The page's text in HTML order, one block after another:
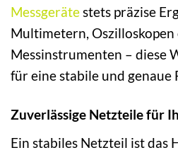
Messgerätestets präzise
Multimetern,
Messinstrumenten – diese
für eine stabile und genaue
Zuverlässige Netzteile für
Ein stabiles Netzteil ist das